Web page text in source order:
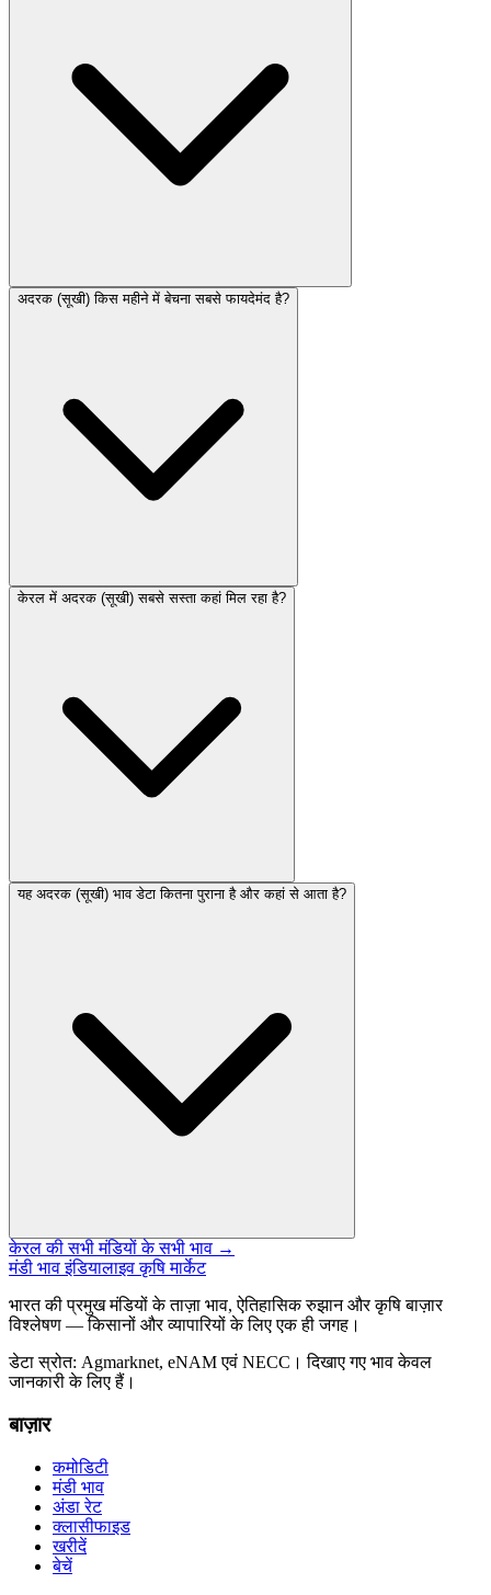
अदरक (सूखी) किस महीने में बेचना सबसे फायदेमंद है?
केरल में अदरक (सूखी) सबसे सस्ता कहां मिल रहा है?
यह अदरक (सूखी) भाव डेटा कितना पुराना है और कहां से आता है?
केरल की सभी मंडियों के सभी भाव →
मंडी भाव इंडियालाइव कृषि मार्केट
भारत की प्रमुख मंडियों के ताज़ा भाव, ऐतिहासिक रुझान और कृषि बाज़ार
विश्लेषण — किसानों और व्यापारियों के लिए एक ही जगह।
डेटा स्रोत: Agmarknet, eNAM एवं NECC। दिखाए गए भाव केवल
जानकारी के लिए हैं।
बाज़ार
कमोडिटी
मंडी भाव
अंडा रेट
क्लासीफाइड
खरीदें
बेचें